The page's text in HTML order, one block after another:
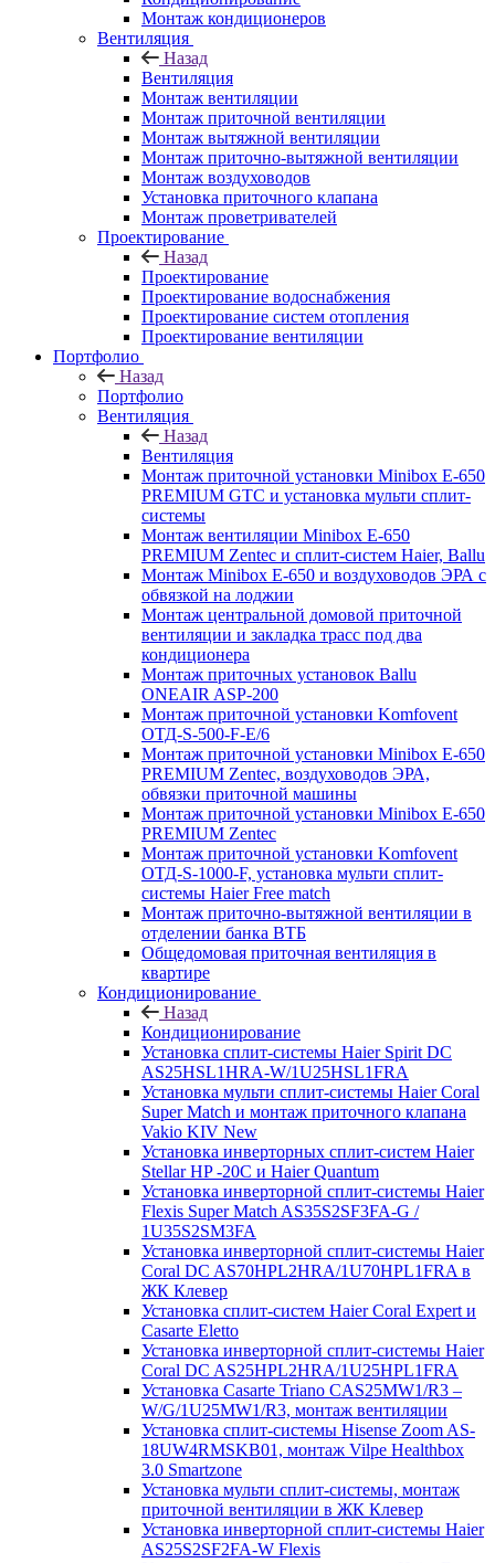
Монтаж кондиционеров
Вентиляция
Назад
Вентиляция
Монтаж вентиляции
Монтаж приточной вентиляции
Монтаж вытяжной вентиляции
Монтаж приточно-вытяжной вентиляции
Монтаж воздуховодов
Установка приточного клапана
Монтаж проветривателей
Проектирование
Назад
Проектирование
Проектирование водоснабжения
Проектирование систем отопления
Проектирование вентиляции
Портфолио
Назад
Портфолио
Вентиляция
Назад
Вентиляция
Монтаж приточной установки Minibox E-650
PREMIUM GTC и установка мульти сплит-
системы
Монтаж вентиляции Minibox E-650
PREMIUM Zentec и сплит-систем Haier, Ballu
Монтаж Minibox E-650 и воздуховодов ЭРА с
обвязкой на лоджии
Монтаж центральной домовой приточной
вентиляции и закладка трасс под два
кондиционера
Монтаж приточных установок Ballu
ONEAIR ASP-200
Монтаж приточной установки Komfovent
ОТД-S-500-F-E/6
Монтаж приточной установки Minibox E-650
PREMIUM Zentec, воздуховодов ЭРА,
обвязки приточной машины
Монтаж приточной установки Minibox E-650
PREMIUM Zentec
Монтаж приточной установки Komfovent
ОТД-S-1000-F, установка мульти сплит-
системы Haier Free match
Монтаж приточно-вытяжной вентиляции в
отделении банка ВТБ
Общедомовая приточная вентиляция в
квартире
Кондиционирование
Назад
Кондиционирование
Установка сплит-системы Haier Spirit DC
AS25HSL1HRA-W/1U25HSL1FRA
Установка мульти сплит-системы Haier Coral
Super Match и монтаж приточного клапана
Vakio KIV New
Установка инверторных сплит-систем Haier
Stellar HP -20С и Haier Quantum
Установка инверторной сплит-системы Haier
Flexis Super Match AS35S2SF3FA-G /
1U35S2SM3FA
Установка инверторной сплит-системы Haier
Coral DC AS70HPL2HRA/1U70HPL1FRA в
ЖК Клевер
Установка сплит-систем Haier Coral Expert и
Casarte Eletto
Установка инверторной сплит-системы Haier
Coral DC AS25HPL2HRA/1U25HPL1FRA
Установка Casarte Triano CAS25MW1/R3 –
W/G/1U25MW1/R3, монтаж вентиляции
Установка сплит-системы Hisense Zoom AS-
18UW4RMSKB01, монтаж Vilpe Healthbox
3.0 Smartzone
Установка мульти сплит-системы, монтаж
приточной вентиляции в ЖК Клевер
Установка инверторной сплит-системы Haier
AS25S2SF2FA-W Flexis